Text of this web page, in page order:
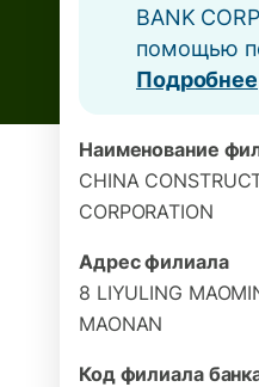
BANK
помощью
Подробнее
Наименование
CHINA
CORPORATION
Адрес филиала
8 LIYULING
MAONAN
Код филиала